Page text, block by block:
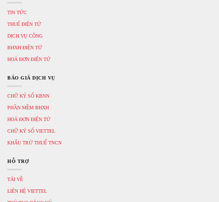
TIN TỨC
THUẾ ĐIỆN TỬ
DỊCH VỤ CÔNG
BHXH ĐIỆN TỬ
HOÁ ĐƠN ĐIỆN TỬ
BÁO GIÁ DỊCH VỤ
CHỮ KÝ SỐ KBNN
PHẦN MỀM BHXH
HOÁ ĐƠN ĐIỆN TỬ
CHỮ KÝ SỐ VIETTEL
KHẤU TRỪ THUẾ TNCN
HỖ TRỢ
TẢI VỀ
LIÊN HỆ VIETTEL